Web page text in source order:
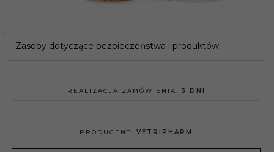
Zasoby dotyczące bezpieczeństwa i produktów
REALIZACJA ZAMÓWIENIA: 5 DNI
PRODUCENT: VETRIPHARM